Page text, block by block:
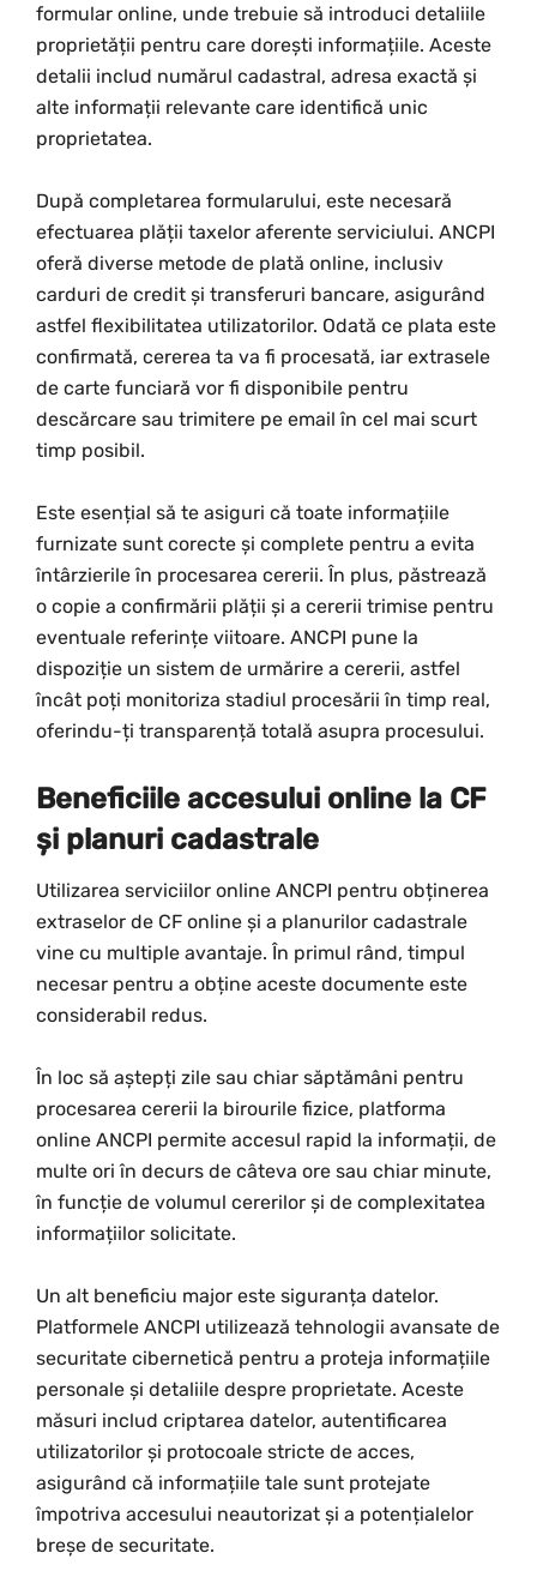
formular online, unde trebuie să introduci detaliile
proprietății pentru care dorești informațiile. Aceste
detalii includ numărul cadastral, adresa exactă și
alte informații relevante care identifică unic
proprietatea.
După completarea formularului, este necesară
efectuarea plății taxelor aferente serviciului. ANCPI
oferă diverse metode de plată online, inclusiv
carduri de credit și transferuri bancare, asigurând
astfel flexibilitatea utilizatorilor. Odată ce plata este
confirmată, cererea ta va fi procesată, iar extrasele
de carte funciară vor fi disponibile pentru
descărcare sau trimitere pe email în cel mai scurt
timp posibil.
Este esențial să te asiguri că toate informațiile
furnizate sunt corecte și complete pentru a evita
întârzierile în procesarea cererii. În plus, păstrează
o copie a confirmării plății și a cererii trimise pentru
eventuale referințe viitoare. ANCPI pune la
dispoziție un sistem de urmărire a cererii, astfel
încât poți monitoriza stadiul procesării în timp real,
oferindu-ți transparență totală asupra procesului.
Beneficiile accesului online la CF
și planuri cadastrale
Utilizarea serviciilor online ANCPI pentru obținerea
extraselor de CF online și a planurilor cadastrale
vine cu multiple avantaje. În primul rând, timpul
necesar pentru a obține aceste documente este
considerabil redus.
În loc să aștepți zile sau chiar săptămâni pentru
procesarea cererii la birourile fizice, platforma
online ANCPI permite accesul rapid la informații, de
multe ori în decurs de câteva ore sau chiar minute,
în funcție de volumul cererilor și de complexitatea
informațiilor solicitate.
Un alt beneficiu major este siguranța datelor.
Platformele ANCPI utilizează tehnologii avansate de
securitate cibernetică pentru a proteja informațiile
personale și detaliile despre proprietate. Aceste
măsuri includ criptarea datelor, autentificarea
utilizatorilor și protocoale stricte de acces,
asigurând că informațiile tale sunt protejate
împotriva accesului neautorizat și a potențialelor
breșe de securitate.